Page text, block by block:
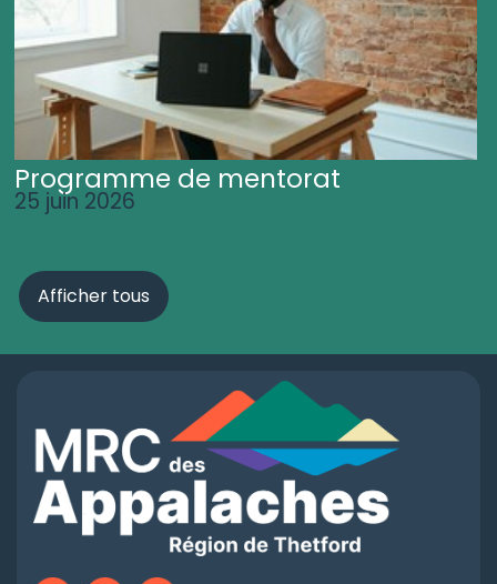
Programme de mentorat
25 juin 2026
Afficher tous